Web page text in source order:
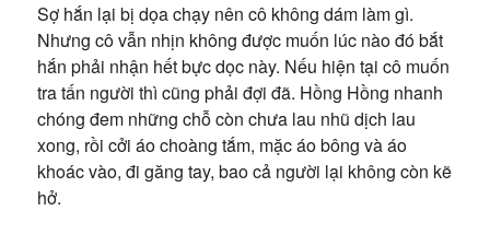
Sợ hắn lại bị dọa chạy nên cô không dám làm gì.
Nhưng cô vẫn nhịn không được muốn lúc nào đó bắt
hắn phải nhận hết bực dọc này. Nếu hiện tại cô muốn
tra tấn người thì cũng phải đợi đã. Hồng Hồng nhanh
chóng đem những chỗ còn chưa lau nhũ dịch lau
xong, rồi cởi áo choàng tắm, mặc áo bông và áo
khoác vào, đi găng tay, bao cả người lại không còn kẽ
hở.